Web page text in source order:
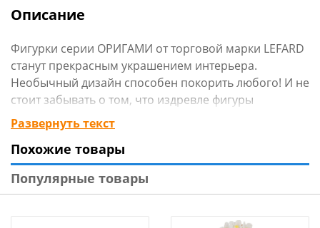
Описание
Фигурки серии ОРИГАМИ от торговой марки LEFARD
станут прекрасным украшением интерьера.
Необычный дизайн способен покорить любого! И не
стоит забывать о том, что издревле фигуры
животных, помимо внешнего облика, имели и
своеобразное значение. Они расставляются на
полках дома для того, чтобы притягивать удачу,
деньги, здоровье и благополучие.
Развернуть текст
Похожие товары
Популярные товары